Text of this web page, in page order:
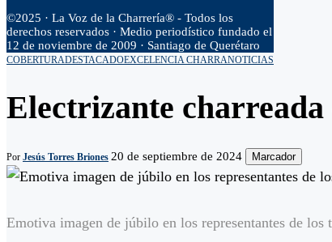
©2025 · La Voz de la Charrería® - Todos los
derechos reservados · Medio periodístico fundado el
12 de noviembre de 2009 · Santiago de Querétaro
COBERTURADESTACADOEXCELENCIA CHARRANOTICIAS
Electrizante charreada
Por Jesús Torres Briones 20 de septiembre de 2024 Marcador
Emotiva imagen de júbilo en los representantes de los